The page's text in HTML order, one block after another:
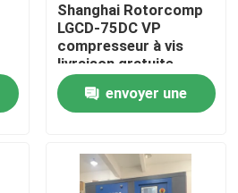
Shanghai Rotorcomp
LGCD-75DC VP
compresseur à vis
livraison gratuite
envoyer une